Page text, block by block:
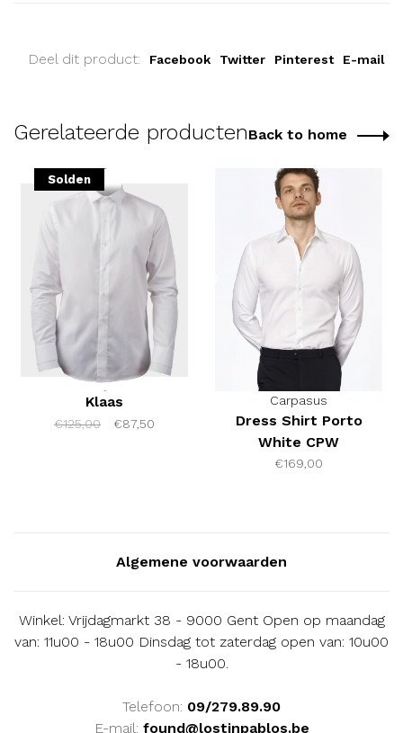
Deel dit product: Facebook Twitter Pinterest E-mail
Gerelateerde productenBack to home
Solden
Klaas
€125,00 €87,50
Carpasus
Dress Shirt Porto
White CPW
€169,00
Algemene voorwaarden
Winkel: Vrijdagmarkt 38 - 9000 Gent Open op maandag
van: 11u00 - 18u00 Dinsdag tot zaterdag open van: 10u00
- 18u00.
Telefoon: 09/279.89.90
E-mail: found@lostinpablos.be